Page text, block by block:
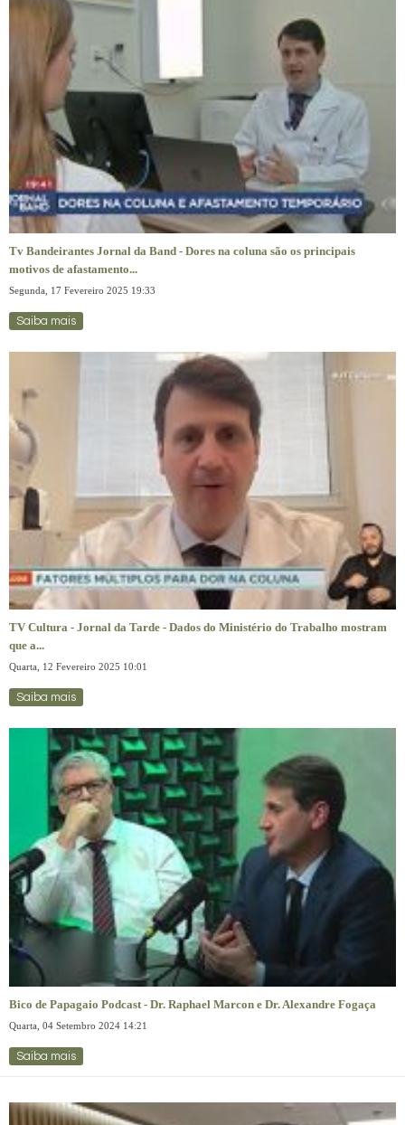
Tv Bandeirantes Jornal da Band - Dores na coluna são os principais
motivos de afastamento...
Segunda, 17 Fevereiro 2025 19:33
Saiba mais
TV Cultura - Jornal da Tarde - Dados do Ministério do Trabalho mostram
que a...
Quarta, 12 Fevereiro 2025 10:01
Saiba mais
Bico de Papagaio Podcast - Dr. Raphael Marcon e Dr. Alexandre Fogaça
Quarta, 04 Setembro 2024 14:21
Saiba mais